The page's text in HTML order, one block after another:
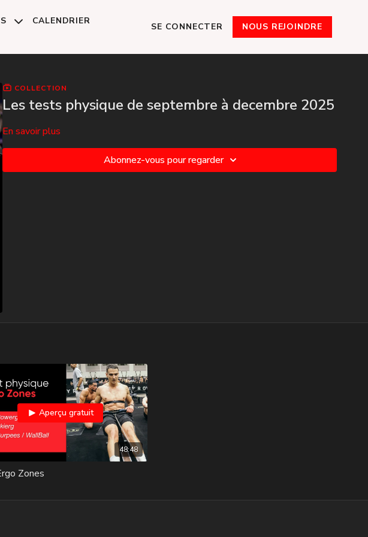
CALENDRIER
SE CONNECTER NOUS REJOINDRE
COLLECTION
Les tests physique de septembre à decembre 2025
En savoir plus
Abonnez-vous pour regarder
48:48
Aperçu gratuit
Zones